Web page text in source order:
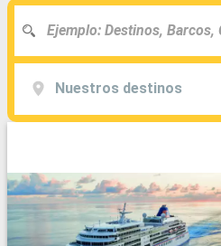
Nuestros destinos